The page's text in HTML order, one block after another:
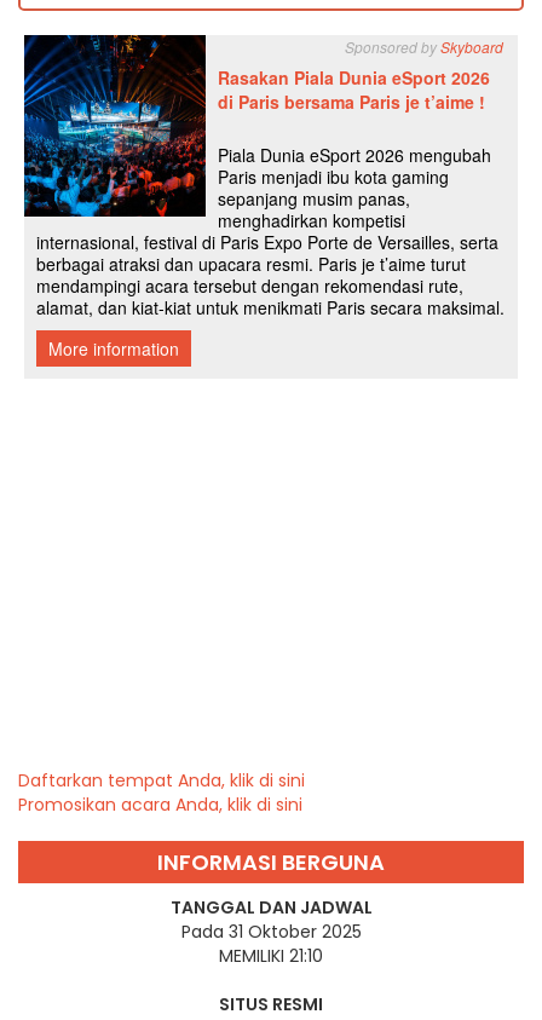
Daftarkan tempat Anda, klik di sini
Promosikan acara Anda, klik di sini
INFORMASI BERGUNA
TANGGAL DAN JADWAL
Pada 31 Oktober 2025
MEMILIKI 21:10
SITUS RESMI